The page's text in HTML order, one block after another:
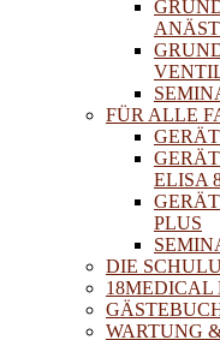
FÜR ALLE
ELISA
PLUS
DIE
18MEDICAL
WARTUNG